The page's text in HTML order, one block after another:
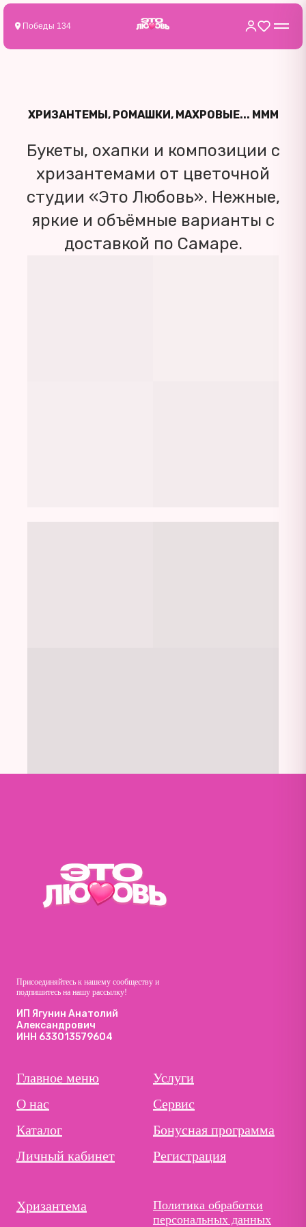
Победы 134
ХРИЗАНТЕМЫ, РОМАШКИ, МАХРОВЫЕ... МММ
Букеты, охапки и композиции с
хризантемами от цветочной
студии «Это Любовь». Нежные,
яркие и объёмные варианты с
доставкой по Самаре.
Присоединяйтесь к нашему сообществу и
подпишитесь на нашу рассылку!
ИП Ягунин Анатолий
Александрович
ИНН 633013579604
Главное меню
О нас
Каталог
Личный кабинет
Услуги
Сервис
Бонусная программа
Регистрация
Хризантема
Политика обработки
персональных данных